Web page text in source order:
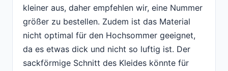
kleiner aus, daher empfehlen wir, eine Nummer
größer zu bestellen. Zudem ist das Material
nicht optimal für den Hochsommer geeignet,
da es etwas dick und nicht so luftig ist. Der
sackförmige Schnitt des Kleides könnte für